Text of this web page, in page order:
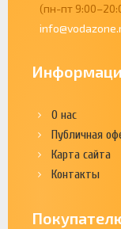
(пн-пт
О нас
Публичная
Карта сайта
Контакты